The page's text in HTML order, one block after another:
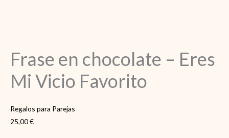
Frase en chocolate – Eres
Mi Vicio Favorito
Regalos para Parejas
25,00€